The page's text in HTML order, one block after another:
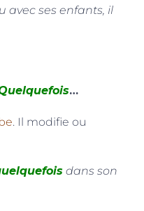
avec ses enfants, il
…
. Il modifie ou
dans son